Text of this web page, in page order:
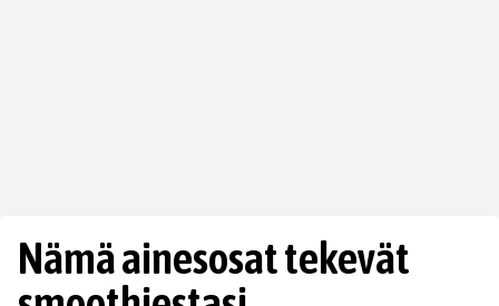
Nämä ainesosat tekevät